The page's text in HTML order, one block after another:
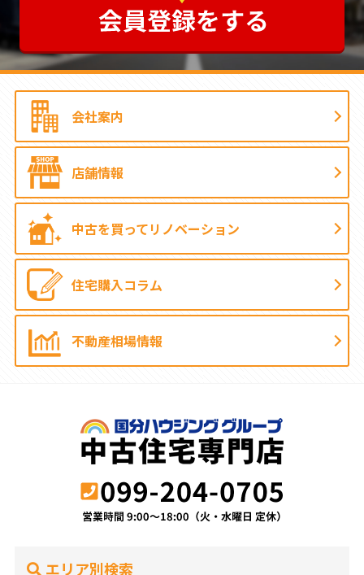
会社案内
店舗情報
中古を買ってリノベーション
住宅購入コラム
不動産相場情報
エリア別検索